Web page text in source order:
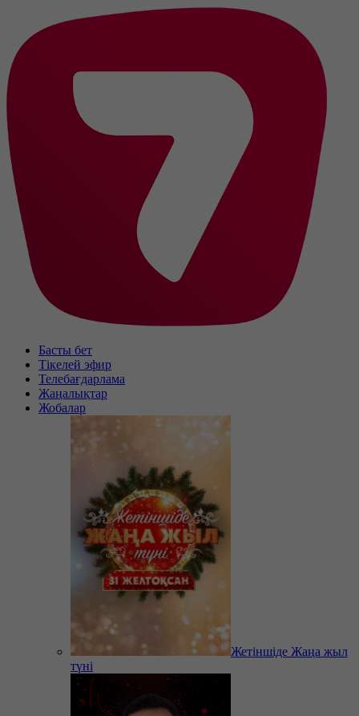
Басты бет
Тікелей эфир
Телебағдарлама
Жаңалықтар
Жобалар
Жетіншіде Жаңа жыл
түні